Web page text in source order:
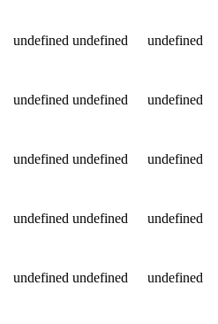
undefined undefined undefined
undefined undefined undefined
undefined undefined undefined
undefined undefined undefined
undefined undefined undefined